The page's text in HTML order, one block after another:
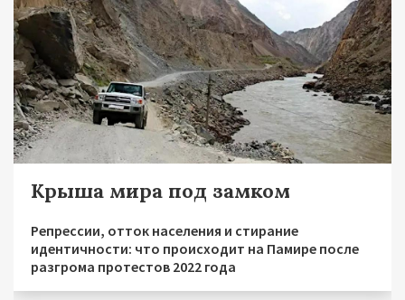
Крыша мира под замком
Репрессии, отток населения и стирание
идентичности: что происходит на Памире после
разгрома протестов 2022 года